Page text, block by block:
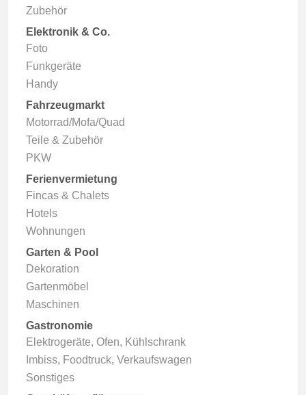
Zubehör
Elektronik & Co.
Foto
Funkgeräte
Handy
Fahrzeugmarkt
Motorrad/Mofa/Quad
Teile & Zubehör
PKW
Ferienvermietung
Fincas & Chalets
Hotels
Wohnungen
Garten & Pool
Dekoration
Gartenmöbel
Maschinen
Gastronomie
Elektrogeräte, Ofen, Kühlschrank
Imbiss, Foodtruck, Verkaufswagen
Sonstiges